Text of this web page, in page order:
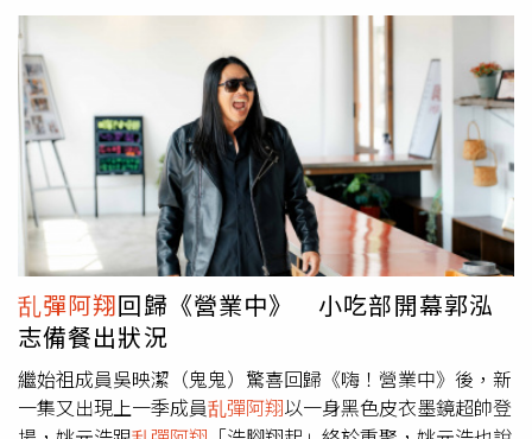
又要怎麼做才能拋開世俗眼光，找到「Mr.Right」，這其實
不只是三位女主角的煩惱，更是許多人生活中都會面對到的
課題。對孫淑媚來說，「拜六禮拜」最愛的事就是好好發
呆，在現代繁忙的工作中，很少有能專心放空的時間，有些
人甚至連好好睡一覺都是奢侈。她也表示自己在創作時幾乎
沒什麼特別的習慣，唯一會做的就是「睡好覺」，有時候還
可能會因此夢到靈感，。連晨翔在劇中與孫淑媚有激烈床
戲。（圖／華視、公視台語台提供）這次在新戲中飾演八點
檔女星蕭如如的孫淑媚，與剛認愛劉品言的連晨翔有許多吻
戲，甚至還有大尺度床戲，眾多的親密戲讓她直呼真的是需
要突破自己才有辦法演出，也因為這次的角色與以往都不
同，所以對主題曲的要求更高，在創作期間，她內心一直在
交戰，光是歌詞就來來回回修改好多次，但就因為有嚴格的
要求，最終才能呈現出這麼貼近生活的好作品。
乱彈阿翔回歸《營業中》 小吃部開幕郭泓
志備餐出狀況
繼始祖成員吳映潔（鬼鬼）驚喜回歸《嗨！營業中》後，新
一集又出現上一季成員乱彈阿翔以一身黑色皮衣墨鏡超帥登